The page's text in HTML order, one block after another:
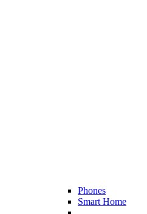
Phones
Smart Home